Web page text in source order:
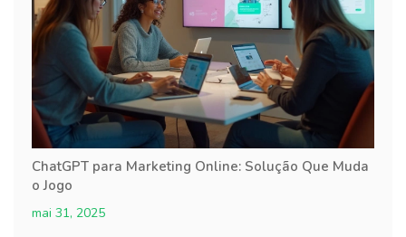
ChatGPT para Marketing Online: Solução Que Muda
o Jogo
mai 31, 2025